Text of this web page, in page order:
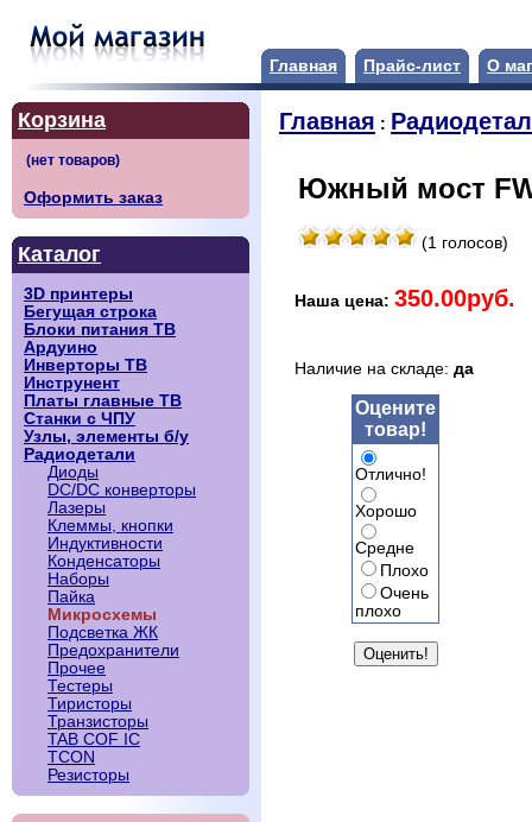
Главная Прайс-лист О
Корзина
Оформить заказ
Каталог
3D принтеры
Бегущая строка
Блоки питания ТВ
Ардуино
Инверторы ТВ
Инструнент
Платы главные ТВ
Станки с ЧПУ
Узлы, элементы б/у
Радиодетали
Диоды
DC/DC конверторы
Лазеры
Клеммы, кнопки
Индуктивности
Конденсаторы
Наборы
Пайка
Микросхемы
Подсветка ЖК
Предохранители
Прочее
Тестеры
Тиристоры
Транзисторы
TAB COF IC
TCON
Резисторы
Главная :
Южный мост
(1 голосов)
Наша цена: 350.00руб.
Наличие на складе: да
Оцените
товар!
Отлично!
Хорошо
Средне
Плохо
Очень
плохо